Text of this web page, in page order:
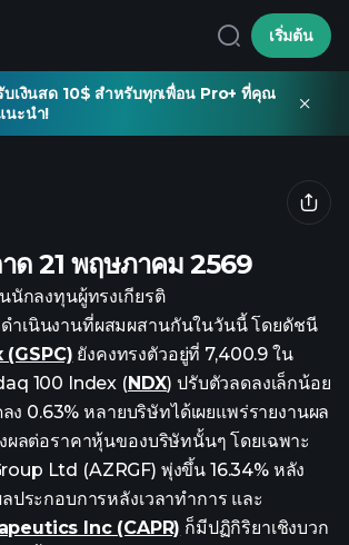
เริ่มต้น
บเงินสด 10$ สำหรับทุกเพื่อน Pro+ ที่คุณ
นะนำ!
ด 21 พฤษภาคม 2569
นักลงทุนผู้ทรงเกียรติ
ำเนินงานที่ผสมผสานกันในวันนี้ โดยดัชนี
ยังคงทรงตัวอยู่ที่ 7,400.9 ใน
100 Index (NDX) ปรับตัวลดลงเล็กน้อย
ง 0.63% หลายบริษัทได้เผยแพร่รายงานผล
ผลต่อราคาหุ้นของบริษัทนั้นๆ โดยเฉพาะ
Ltd (AZRGF) พุ่งขึ้น 16.34% หลัง
ประกอบการหลังเวลาทำการ และ
Inc (CAPR) ก็มีปฏิกิริยาเชิงบวก